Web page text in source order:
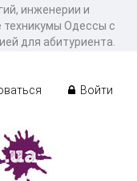
инженерии и
Одессы с
для абитуриента.
Войти